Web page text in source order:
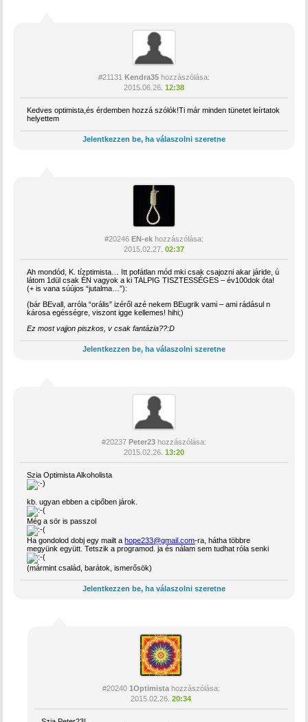
#21131 Kendra35 hozzászólása:
2015.06.26. 12:38
Kedves optimista,és érdemben hozzá szólók!Ti már minden tünetet leírtatok
helyettem
Jelentkezzen be, ha válaszolni szeretne
#20246 EN-ek hozzászólása:
2015.02.27. 02:37
Ah mondód, K. tízptimista… Itt pofátlan mód mki csak csajozni akar járide, ú
látom 1dül csak ÉN vagyok a ki TALPIG TISZTESSÉGES – év100dok óta!
(+ is vana súújos “jutalma…”):
(bár BEvall, arróla “orális” izéről azé nekem BEugrik vami – ami rádásul n
károsa egésségre, viszont igge kellemes! hihi;)
Ez most vajjon piszkos, v csak fantázia??:D
Jelentkezzen be, ha válaszolni szeretne
#20237 Peter23 hozzászólása:
2015.02.26. 13:20
Szia Optimista Alkoholista
kb. ugyan ebben a cipőben járok.
Még a sör is passzol
Ha gondolod dobj egy mailt ahope233@gmail.com-ra, hátha többre
megyünk együtt. Tetszik a programod. ja és nálam sem tudhat róla senki
(mármint család, barátok, ismerősök)
Jelentkezzen be, ha válaszolni szeretne
#20240 1Optimistahozzászólása:
2015.02.26. 20:34